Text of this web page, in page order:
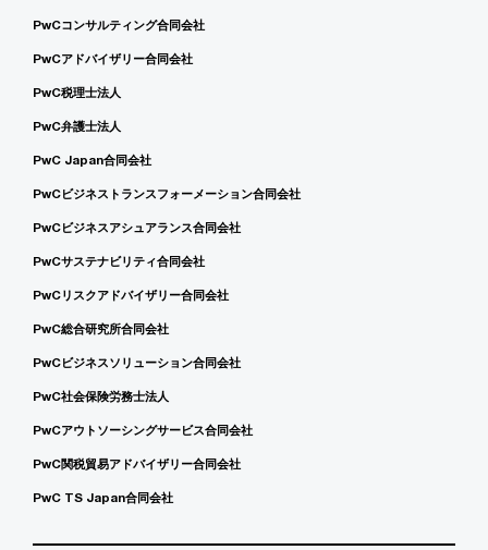
PwCコンサルティング合同会社
PwCアドバイザリー合同会社
PwC税理士法人
PwC弁護士法人
PwC Japan合同会社
PwCビジネストランスフォーメーション合同会社
PwCビジネスアシュアランス合同会社
PwCサステナビリティ合同会社
PwCリスクアドバイザリー合同会社
PwC総合研究所合同会社
PwCビジネスソリューション合同会社
PwC社会保険労務士法人
PwCアウトソーシングサービス合同会社
PwC関税貿易アドバイザリー合同会社
PwC TS Japan合同会社